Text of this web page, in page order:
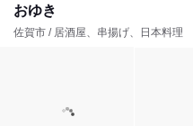
おゆき
佐賀市 / 居酒屋、串揚げ、日本料理